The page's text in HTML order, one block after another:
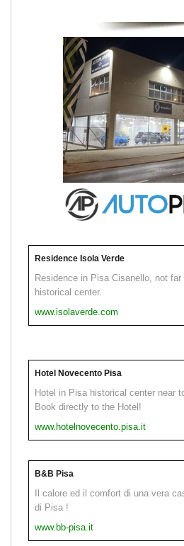
Residence Isola Verde
Residence in Pisa Cisanello, not
historical center.
www.isolaverde.com
Hotel Novecento Pisa
Hotel in Pisa historical center near
Book directly to the Hotel!
www.hotelnovecento.pisa.it
B&B Pisa
Il calore ed il comfort di una vera
di Pisa !
www.bb-pisa.it